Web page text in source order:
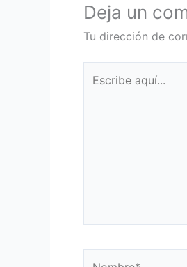
Deja un
Tu dirección de
aquí...